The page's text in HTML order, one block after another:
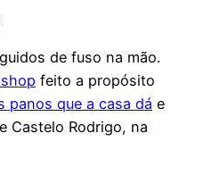
de fuso na mão.
feito a propósito
panos que a casa dá e
Castelo Rodrigo, na